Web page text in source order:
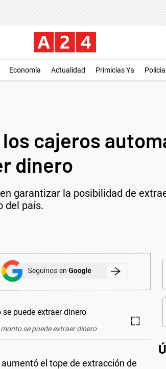
Economía Actualidad Primicias Ya
los cajeros
dinero
garantizar la posibilidad de
del país.
se puede extraer dinero
aumentó el tope de extracción de